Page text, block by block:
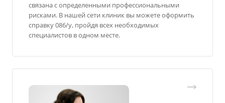
связана с определенными профессиональными
рисками. В нашей сети клиник вы можете оформить
справку 086/у, пройдя всех необходимых
специалистов в одном месте.